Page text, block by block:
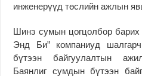
инженерүүд төслийн ажлын
Шинэ сумын цогцолбор барих
Энд Би” компаниуд
бүтээн байгуулалтын
Баянлиг сумдын бүтээн